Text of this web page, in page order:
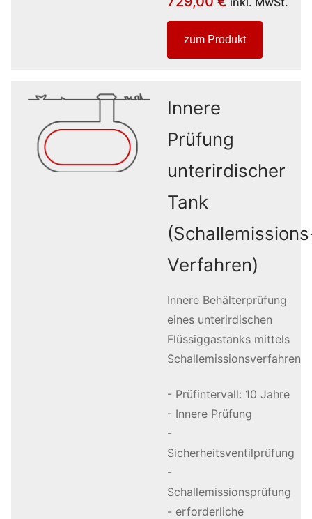
zum Produkt
Innere
Prüfung
unterirdischer
Tank
Verfahren)
Innere Behälterprüfung
eines unterirdischen
Flüssiggastanks mittels
Schallemissionsverfahren
- Prüfintervall: 10 Jahre
- Innere Prüfung
-
Sicherheitsventilprüfung
-
Schallemissionsprüfung
- erforderliche